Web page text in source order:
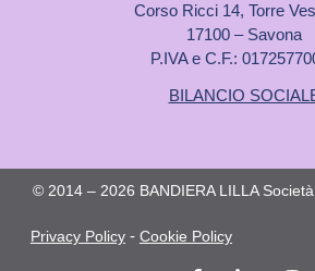
Corso Ricci 14, Torre
17100 – Savona
P.IVA e C.F.:
BILANCIO
© 2014 – 2026 BANDIERA LILLA
Privacy Policy - Cookie Policy